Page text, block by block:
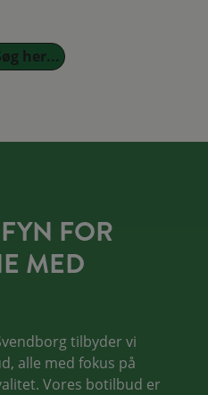
her...
FOR
MED
tilbyder vi
alle med fokus på
Vores botilbud er